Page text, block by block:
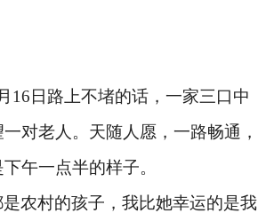
月 16 日 路上不堵的话，一家三口中
对老人。天随人愿，一路畅通，
午一点半的样子。
农村的孩子，我比她幸运的是我